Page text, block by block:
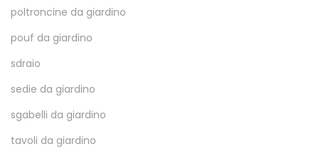
poltroncine da giardino
pouf da giardino
sdraio
sedie da giardino
sgabelli da giardino
tavoli da giardino